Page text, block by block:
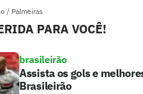
/ Palmeiras
PARA VOCÊ!
brasileirão
Assista os gols e
Brasileirão